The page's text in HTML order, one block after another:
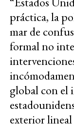
práctica, la
mar de
formal no
global con el
exterior